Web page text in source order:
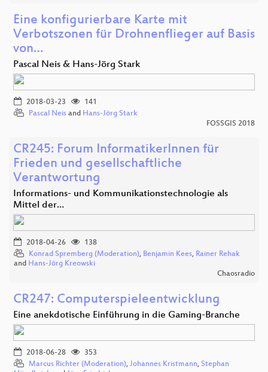
Eine konfigurierbare Karte mit
Verbotszonen für Drohnenflieger auf Basis
von…
Pascal Neis & Hans-Jörg Stark
2018-03-23
141
Pascal Neis and Hans-Jörg Stark
FOSSGIS 2018
CR245: Forum InformatikerInnen für
Frieden und gesellschaftliche
Verantwortung
Informations- und Kommunikationstechnologie als
Mittel der…
2018-04-26
138
Konrad Spremberg (Moderation), Benjamin Kees, Rainer Rehak
and Hans-Jörg Kreowski
Chaosradio
CR247: Computerspieleentwicklung
Eine anekdotische Einführung in die Gaming-Branche
2018-06-28
353
Marcus Richter (Moderation), Johannes Kristmann, Stephan